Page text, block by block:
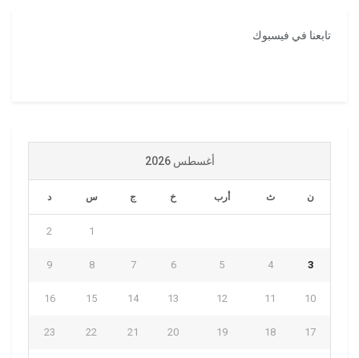
تابعنا في فيسبوك
أغسطس 2026
ن ث أرب خ ج س د
1
2
3
4
5
6
7
8
9
10
11
12
13
14
15
16
17
18
19
20
21
22
23